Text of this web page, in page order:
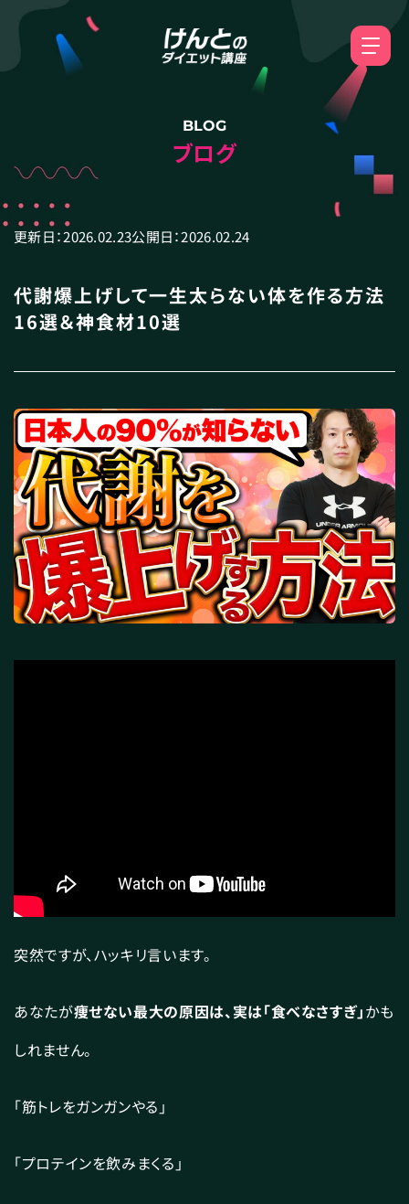
BLOG
ブログ
更新日：2026.02.23公開日：2026.02.24
代謝爆上げして一生太らない体を作る方法
16選＆神食材10選
突然ですが、ハッキリ言います。
あなたが痩せない最大の原因は、実は「食べなさすぎ」かも
しれません。
「筋トレをガンガンやる」
「プロテインを飲みまくる」